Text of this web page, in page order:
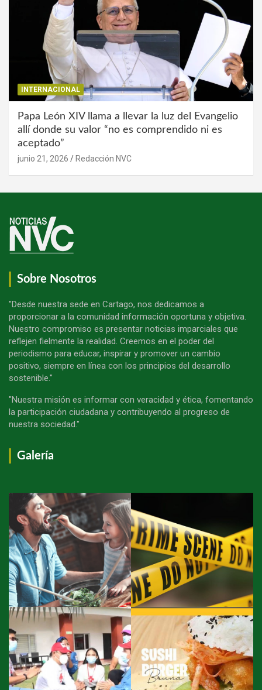
INTERNACIONAL
Papa León XIV llama a llevar la luz del Evangelio
allí donde su valor “no es comprendido ni es
aceptado”
junio 21, 2026 Redacción NVC
Sobre Nosotros
"Desde nuestra sede en Cartago, nos dedicamos a
proporcionar a la comunidad información oportuna y objetiva.
Nuestro compromiso es presentar noticias imparciales que
reflejen fielmente la realidad. Creemos en el poder del
periodismo para educar, inspirar y promover un cambio
positivo, siempre en línea con los principios del desarrollo
sostenible."
"Nuestra misión es informar con veracidad y ética, fomentando
la participación ciudadana y contribuyendo al progreso de
nuestra sociedad."
Galería